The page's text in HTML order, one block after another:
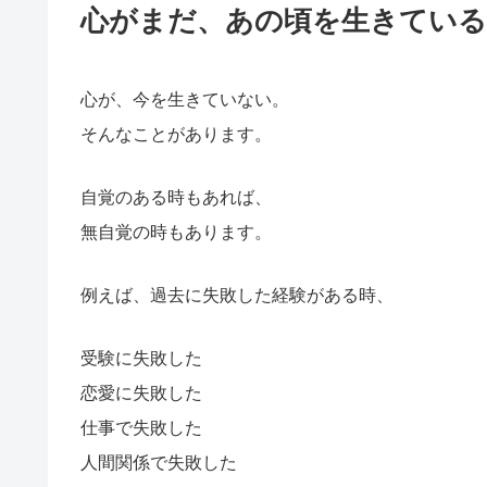
心がまだ、あの頃を生きてい
心が、今を生きていない。
そんなことがあります。
自覚のある時もあれば、
無自覚の時もあります。
例えば、過去に失敗した経験がある時、
受験に失敗した
恋愛に失敗した
仕事で失敗した
人間関係で失敗した